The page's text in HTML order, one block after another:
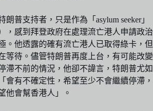
普支持者，只是作為「asylum seeker」
，感到拜登政府在處理流亡港人申請政治
。他透露的確有流亡港人已取得綠卡，但
等待。儘管特朗普再度上台，有可能改變
滯不前的情況，他卻不諱言，特朗普尤如
會有不確定性，希望至少不會繼續停滯，
他會幫香港人」。